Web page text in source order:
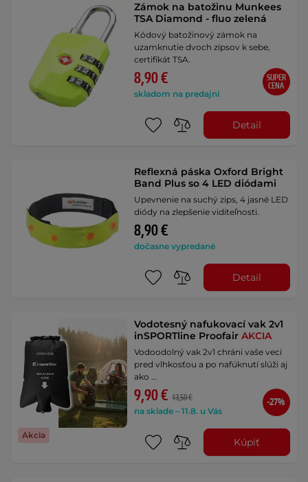
Zámok na batožinu Munkees
TSA Diamond - fluo zelená
Kódový batožinový zámok na
uzamknutie dvoch zipsov k sebe,
certifikát TSA.
8,90 €
skladom na predajni
SUPER
CENA
Detail
Reflexná páska Oxford Bright
Band Plus so 4 LED diódami
Upevnenie na suchý zips, 4 jasné LED
diódy na zlepšenie viditeľnosti.
8,90 €
dočasne vypredané
Detail
Akcia
Vodotesný nafukovací vak 2v1
inSPORTline ProofairAKCIA
Vodoodolný vak 2v1 chráni vaše veci
pred vlhkosťou a po nafúknutí slúži aj
ako …
9,90 € 13,50 €
na sklade – 11.8. u Vás
-27%
Kúpiť